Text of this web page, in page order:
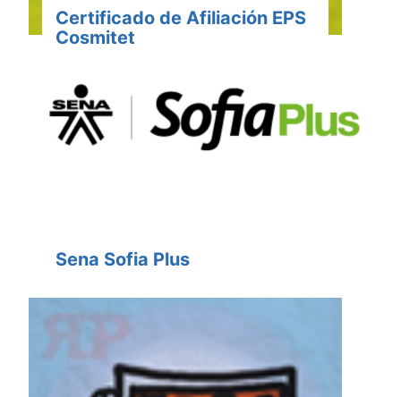
Certificado de Afiliación EPS
Cosmitet
Sena Sofia Plus